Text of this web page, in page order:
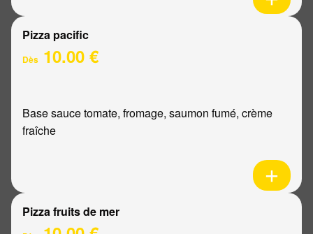
Pizza pacific
Dès 10.00 €
Base sauce tomate, fromage, saumon fumé, crème
fraîche
Pizza fruits de mer